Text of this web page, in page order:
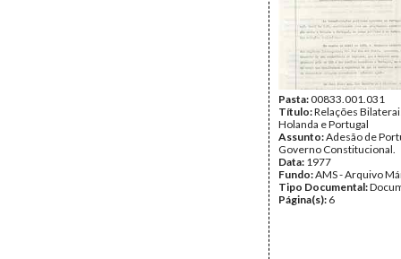
Pasta:00833.001.031
Título:Relações
Holanda e Portugal
Assunto:Adesão de
Governo Constitucional.
Data: 1977
Fundo:AMS - Arquivo
Tipo Documental:
Página(s): 6